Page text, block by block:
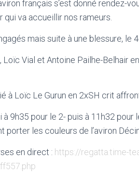
français s’est donné rendez-
qui va accueillir nos rameurs.
mais suite à une blessure, le
Vial et Antoine Pailhe-Belhair
à Loïc Le Gurun en 2xSH crit
9h35 pour le 2- puis à 11h32 pour
porter les couleurs de l’aviron
en direct : https://regatta.time-